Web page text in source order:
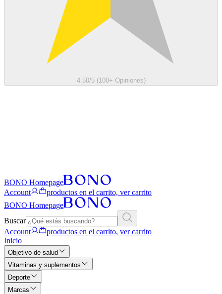
4.50/5 (100+ Opiniones)
BONO Homepage
Account
productos en el carrito, ver carrito
BONO Homepage
Buscar
Account
productos en el carrito, ver carrito
Inicio
Objetivo de salud
Vitaminas y suplementos
Deporte
Marcas